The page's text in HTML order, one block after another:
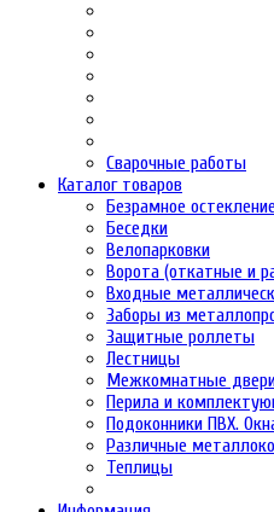
Сварочные работы
Каталог товаров
Безрамное
Беседки
Велопарковки
Ворота (откатные и
Входные
Заборы из
Защитные роллеты
Лестницы
Межкомнатные
Перила и
Подоконники ПВХ.
Различные
Теплицы